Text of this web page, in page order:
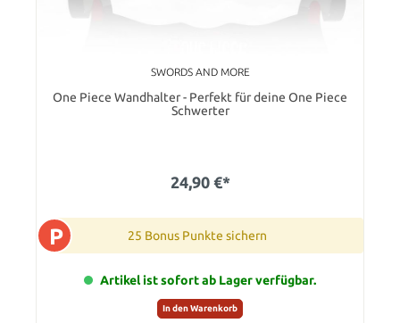
SWORDS AND MORE
One Piece Wandhalter - Perfekt für deine One Piece
Schwerter
24,90 €*
P 25 Bonus Punkte sichern
Artikel ist sofort ab Lager verfügbar.
In den Warenkorb